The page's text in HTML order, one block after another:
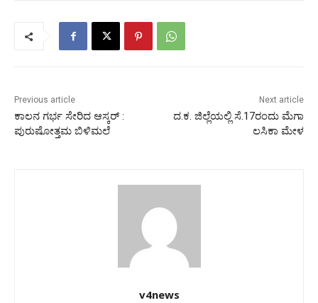
Previous article
ಕಾಲನ ಗರ್ಭ ಸೇರಿದ ಆಸ್ಕರ್‌ :
ಪುರುಷೋತ್ತಮ ಬಿಳಿಮಲೆ
Next article
ದ.ಕ. ಜಿಲ್ಲೆಯಲ್ಲಿ ಸೆ.17ರಂದು ಮೆಗಾ
ಲಸಿಕಾ ಮೇಳ
v4news